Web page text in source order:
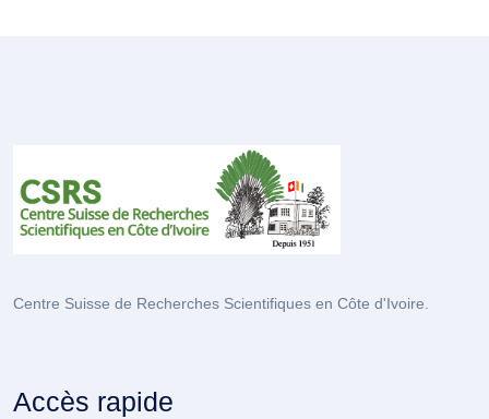
Centre Suisse de Recherches Scientifiques en Côte d'Ivoire.
Accès rapide